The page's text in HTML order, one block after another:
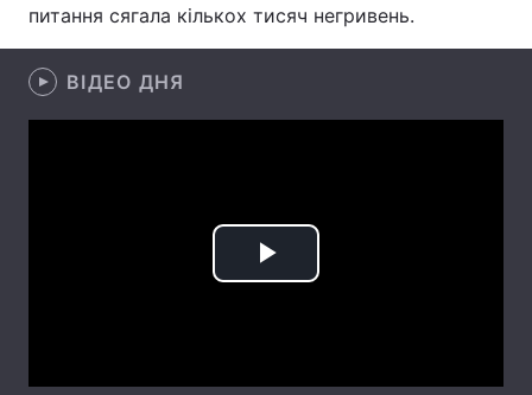
Зброя Інциденти
Здоров'я
питання сягала кількох тисяч негривень.
ВІДЕО ДНЯ
Play